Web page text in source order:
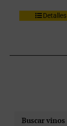
Detalles
Buscar vinos